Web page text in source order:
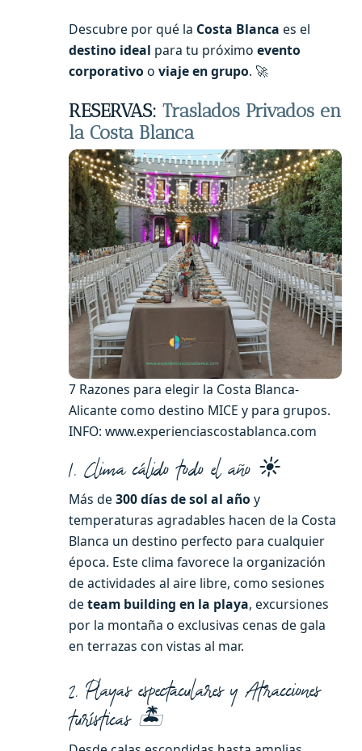
Descubre por qué la Costa Blanca es el
destino ideal para tu próximo evento
corporativo o viaje en grupo. 🚀
RESERVAS: Traslados Privados en
la Costa Blanca
7 Razones para elegir la Costa Blanca-
Alicante como destino MICE y para grupos.
INFO: www.experienciascostablanca.com
1. Clima cálido todo el año ☀️
Más de 300 días de sol al año y
temperaturas agradables hacen de la Costa
Blanca un destino perfecto para cualquier
época. Este clima favorece la organización
de actividades al aire libre, como sesiones
de team building en la playa, excursiones
por la montaña o exclusivas cenas de gala
en terrazas con vistas al mar.
2. Playas espectaculares y Atracciones
turísticas 🏝️